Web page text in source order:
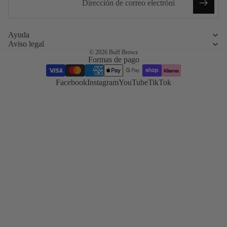
híbridos
sobre
combinados
Ayuda
Aviso legal
© 2026 Buff Browz
Formas de pago
FacebookInstagramYouTubeTikTok